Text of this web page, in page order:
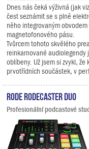
Dnes nás čeká výživná (jak
čest seznámit se s plně
něho integrovaným
magnetofonového pásu.
Tvůrcem tohoto skvělého
reinkarnované audiolegendy
oblíbeny. Už jsem si zvykl, že
prvotřídních součástek, v
RODE RodeCaster Duo
Profesionální podcastové